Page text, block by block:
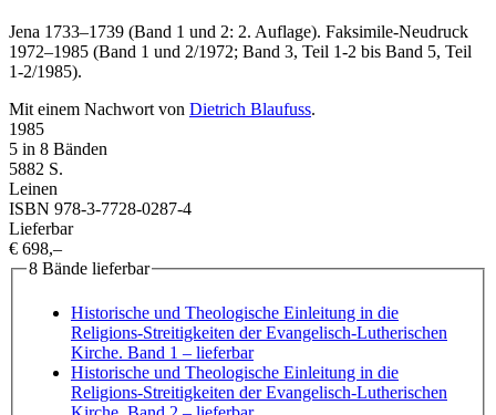
Jena 1733–1739 (Band 1 und 2: 2. Auflage). Faksimile-Neudruck
1972–1985 (Band 1 und 2/1972; Band 3, Teil 1-2 bis Band 5, Teil
1-2/1985).
Mit einem Nachwort von Dietrich Blaufuss.
1985
5 in 8 Bänden
5882 S.
Leinen
ISBN 978-3-7728-0287-4
Lieferbar
€ 698,–
8 Bände lieferbar
Historische und Theologische Einleitung in die
Religions-Streitigkeiten der Evangelisch-Lutherischen
Kirche. Band 1 – lieferbar
Historische und Theologische Einleitung in die
Religions-Streitigkeiten der Evangelisch-Lutherischen